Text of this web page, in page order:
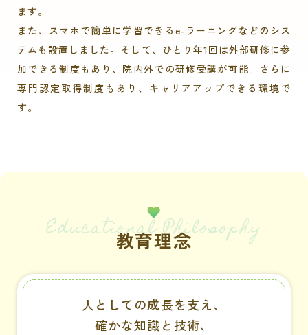
ます。
また、スマホで簡単に学習できるe-ラーニングなどのシス
テムも設置しました。そして、ひとり年1回は外部研修に参
加できる制度もあり、院内外での研修受講が可能。さらに
専門認定取得制度もあり、キャリアアップできる環境で
す。
教育理念
Educational Philosophy
人としての成長を支え、
確かな知識と技術、